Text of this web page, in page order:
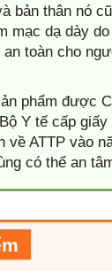
bản thân nó
mạc dạ dày
an toàn cho
phẩm được
Y tế cấp
về ATTP vào
có thể an